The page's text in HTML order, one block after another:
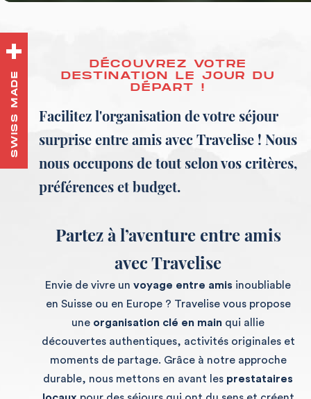
SWISS MADE
DÉCOUVREZ VOTRE
DESTINATION LE JOUR DU
DÉPART !
Facilitez l'organisation de votre séjour
surprise entre amis avec Travelise ! Nous
nous occupons de tout selon vos critères,
préférences et budget.
Partez à l’aventure entre amis
avec Travelise
Envie de vivre un voyage entre amis inoubliable
en Suisse ou en Europe ? Travelise vous propose
une organisation clé en main qui allie
découvertes authentiques, activités originales et
moments de partage. Grâce à notre approche
durable, nous mettons en avant les prestataires